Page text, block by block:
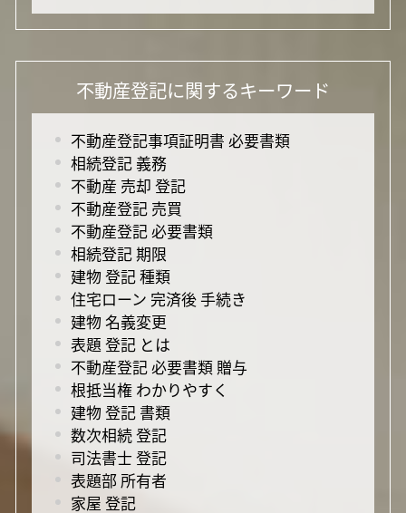
不動産登記に関するキーワード
不動産登記事項証明書 必要書類
相続登記 義務
不動産 売却 登記
不動産登記 売買
不動産登記 必要書類
相続登記 期限
建物 登記 種類
住宅ローン 完済後 手続き
建物 名義変更
表題 登記 とは
不動産登記 必要書類 贈与
根抵当権 わかりやすく
建物 登記 書類
数次相続 登記
司法書士 登記
表題部 所有者
家屋 登記